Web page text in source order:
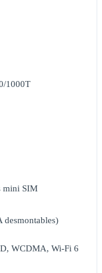
1000T
mini SIM
desmontables)
WCDMA, Wi-Fi 6